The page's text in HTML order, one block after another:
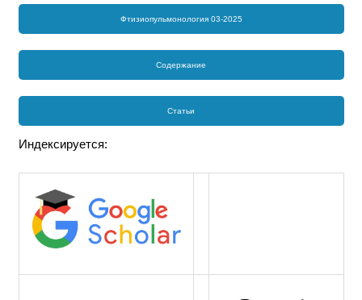
Фтизиопульмонология 03-2025
Содержание
Статьи
Индексируется: